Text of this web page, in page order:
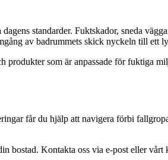
standarder. Fuktskador, sneda
av badrummets skick nyckeln till ett
som är anpassade för fuktiga
får du hjälp att navigera förbi
bostad. Kontakta oss via e-post eller